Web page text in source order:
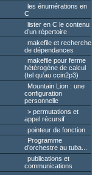
les énumérations en
C
lister en C le contenu
d’un répertoire
makefile et recherche
de dépendances
makefile pour ferme
hétérogène de calcul
(tel qu’au ccin2p3)
Mountain Lion : une
configuration
personnelle
permutations et
appel récursif
pointeur de fonction
Programme
d’orchestre au tuba...
publications et
communications